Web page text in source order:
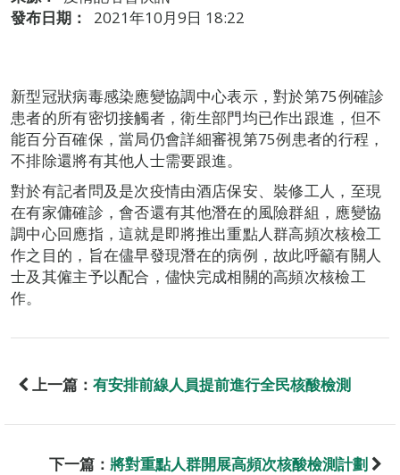
發布日期：
2021年10月9日 18:22
新型冠狀病毒感染應變協調中心表示，對於第75例確診
患者的所有密切接觸者，衛生部門均已作出跟進，但不
能百分百確保，當局仍會詳細審視第75例患者的行程，
不排除還將有其他人士需要跟進。
對於有記者問及是次疫情由酒店保安、裝修工人，至現
在有家傭確診，會否還有其他潛在的風險群組，應變協
調中心回應指，這就是即將推出重點人群高頻次核檢工
作之目的，旨在儘早發現潛在的病例，故此呼籲有關人
士及其僱主予以配合，儘快完成相關的高頻次核檢工
作。
上一篇： 有安排前線人員提前進行全民核酸檢測
下一篇： 將對重點人群開展高頻次核酸檢測計劃